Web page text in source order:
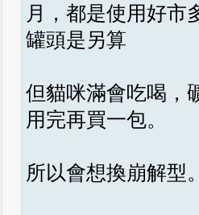
月，都是使用好市
罐頭是另算
但貓咪滿會吃喝，
用完再買一包。
所以會想換崩解型